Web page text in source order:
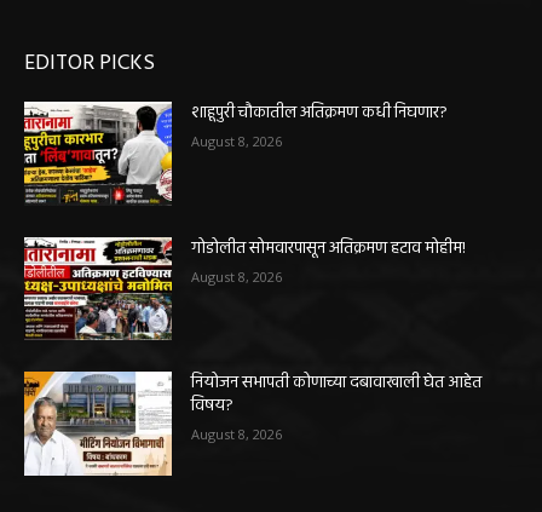
EDITOR PICKS
शाहूपुरी चौकातील अतिक्रमण कधी निघणार?
August 8, 2026
गोडोलीत सोमवारपासून अतिक्रमण हटाव मोहीम!
August 8, 2026
नियोजन सभापती कोणाच्या दबावाखाली घेत आहेत
विषय?
August 8, 2026